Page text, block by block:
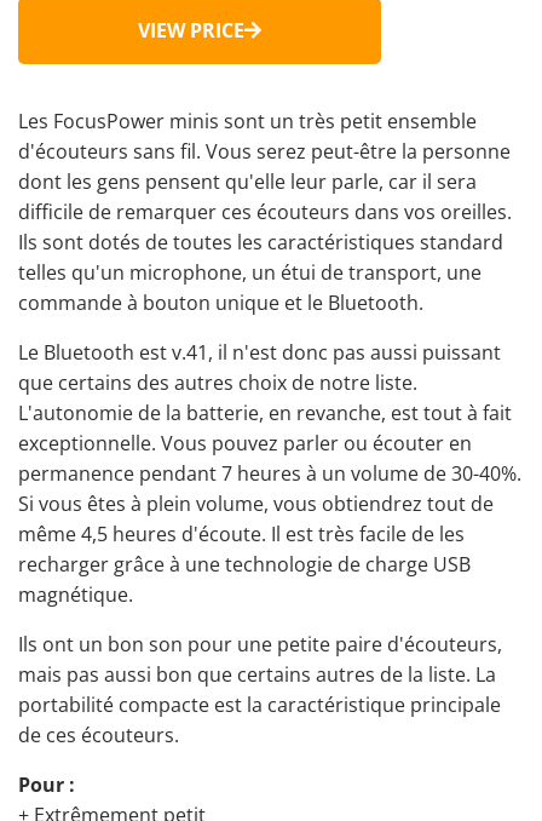
VIEW PRICE
Les FocusPower minis sont un très petit ensemble
d'écouteurs sans fil. Vous serez peut-être la personne
dont les gens pensent qu'elle leur parle, car il sera
difficile de remarquer ces écouteurs dans vos oreilles.
Ils sont dotés de toutes les caractéristiques standard
telles qu'un microphone, un étui de transport, une
commande à bouton unique et le Bluetooth.
Le Bluetooth est v.41, il n'est donc pas aussi puissant
que certains des autres choix de notre liste.
L'autonomie de la batterie, en revanche, est tout à fait
exceptionnelle. Vous pouvez parler ou écouter en
permanence pendant 7 heures à un volume de 30-40%.
Si vous êtes à plein volume, vous obtiendrez tout de
même 4,5 heures d'écoute. Il est très facile de les
recharger grâce à une technologie de charge USB
magnétique.
Ils ont un bon son pour une petite paire d'écouteurs,
mais pas aussi bon que certains autres de la liste. La
portabilité compacte est la caractéristique principale
de ces écouteurs.
Pour :
+ Extrêmement petit